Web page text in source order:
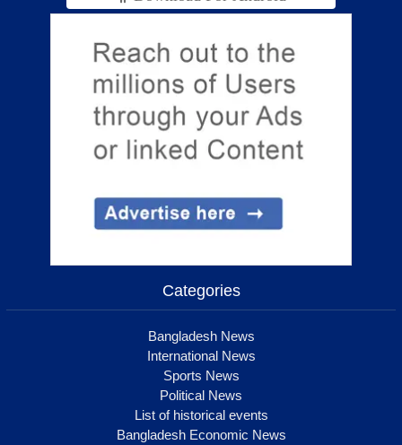
Categories
Bangladesh News
International News
Sports News
Political News
List of historical events
Bangladesh Economic News